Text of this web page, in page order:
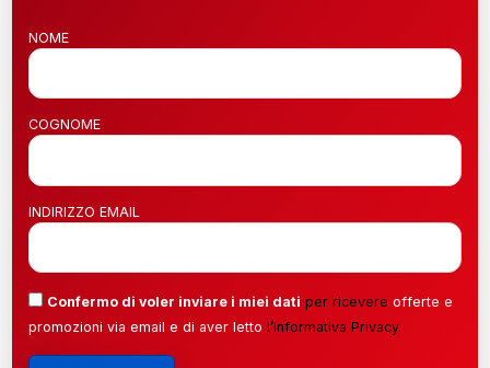
NOME
COGNOME
INDIRIZZO EMAIL
Confermo di voler inviare i miei dati per ricevere offerte e
promozioni via email e di aver letto l’Informativa Privacy.